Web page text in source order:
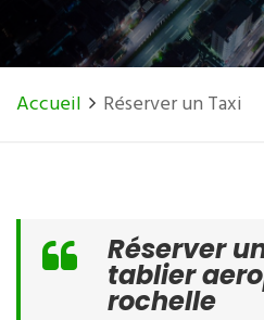
Accueil Réserver un Taxi
Réserver
tablier
rochelle